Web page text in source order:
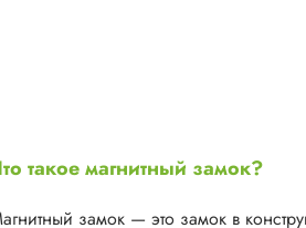
такое магнитный замок?
замок — это замок в